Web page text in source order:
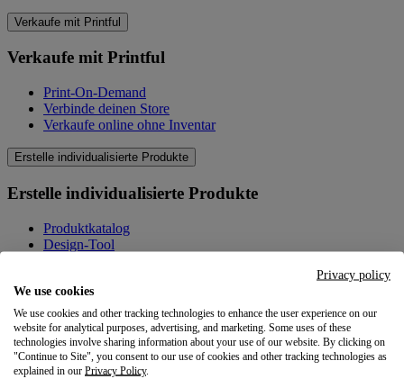
Verkaufe mit Printful
Verkaufe mit Printful
Print-On-Demand
Verbinde deinen Store
Verkaufe online ohne Inventar
Erstelle individualisierte Produkte
Erstelle individualisierte Produkte
Produktkatalog
Design-Tool
Wissenswertes
Wissenswertes
Blog
Privacy policy
We use cookies
We use cookies and other tracking technologies to enhance the user experience on our
website for analytical purposes, advertising, and marketing. Some uses of these
technologies involve sharing information about your use of our website. By clicking on
"Continue to Site", you consent to our use of cookies and other tracking technologies as
explained in our Privacy Policy.